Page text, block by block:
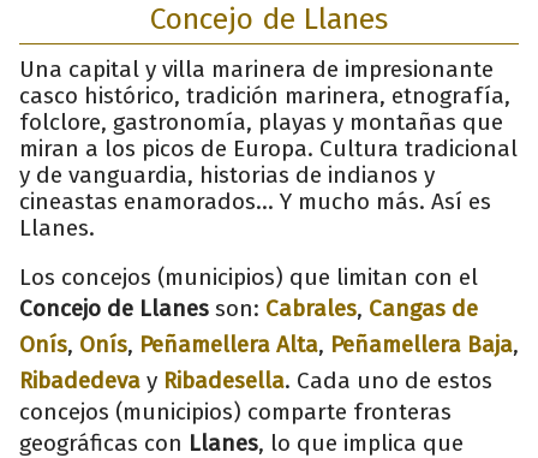
Concejo de Llanes
Una capital y villa marinera de impresionante
casco histórico, tradición marinera, etnografía,
folclore, gastronomía, playas y montañas que
miran a los picos de Europa. Cultura tradicional
y de vanguardia, historias de indianos y
cineastas enamorados... Y mucho más. Así es
Llanes.
Los concejos (municipios) que limitan con el
Concejo de Llanes son: Cabrales, Cangas de
Onís, Onís, Peñamellera Alta, Peñamellera Baja,
Ribadedeva y Ribadesella. Cada uno de estos
concejos (municipios) comparte fronteras
geográficas con Llanes, lo que implica que